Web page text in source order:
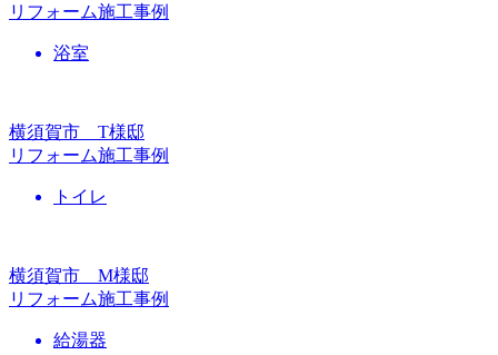
リフォーム施工事例
浴室
横須賀市 T様邸
リフォーム施工事例
トイレ
横須賀市 M様邸
リフォーム施工事例
給湯器